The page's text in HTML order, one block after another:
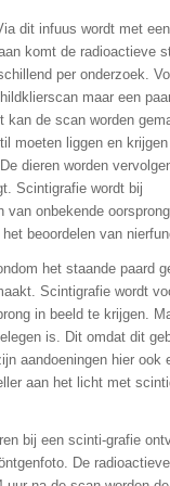
dit infuus wordt met
komt de radioactieve
per onderzoek.
maar een
kan de scan worden
moeten liggen en
dieren worden
Scintigrafie wordt bij
onbekende
beoordelen van
het staande paard
Scintigrafie wordt
in beeld te krijgen.
is. Dit omdat dit
aandoeningen hier ook
aan het licht met
bij een scinti-grafie
De